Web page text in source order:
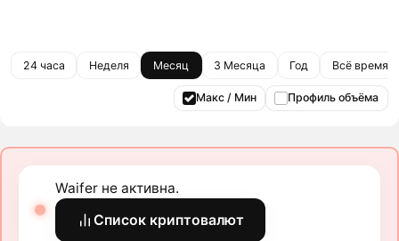
24 часа Неделя Месяц 3 Месяца Год Всё время
Макс / Мин Профиль объёма
Waifer не активна.
Список криптовалют